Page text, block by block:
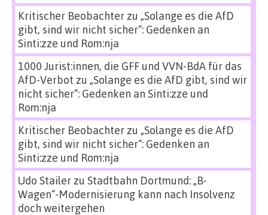
Kritischer Beobachterzu „Solange es die AfD
gibt, sind wir nicht sicher“: Gedenken an
Sinti:zze und Rom:nja
1000 Jurist:innen, die GFF und VVN-BdA für das
AfD-Verbot zu „Solange es die AfD gibt, sind wir
nicht sicher“: Gedenken an Sinti:zze und
Rom:nja
Kritischer Beobachterzu „Solange es die AfD
gibt, sind wir nicht sicher“: Gedenken an
Sinti:zze und Rom:nja
Udo Stailerzu Stadtbahn Dortmund: „B-
Wagen“-Modernisierung kann nach Insolvenz
doch weitergehen